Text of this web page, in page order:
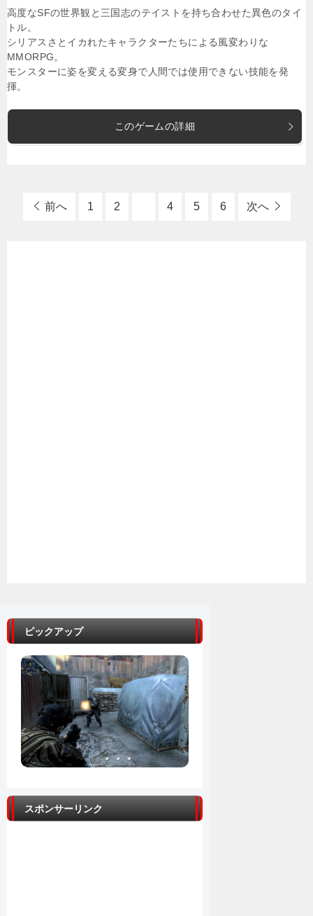
高度なSFの世界観と三国志のテイストを持ち合わせた異色のタイ
トル。
シリアスさとイカれたキャラクターたちによる風変わりな
MMORPG。
モンスターに姿を変える変身で人間では使用できない技能を発
揮。
このゲームの詳細
前へ 1 2 4 5 6 次へ
ピックアップ
スポンサーリンク